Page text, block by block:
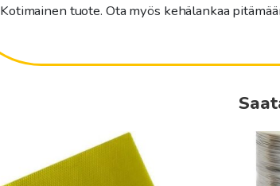
Kotimainen tuote. Ota myös kehälankaa
tuotteella